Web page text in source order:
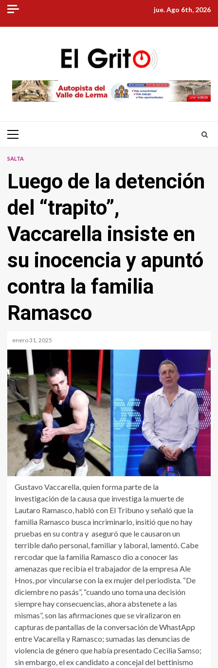
Skip
content
jue. Ago 6th, 2026
Primary
SALTA
Luego de la detención
del “trapito”,
Vaccarella insiste en
su inocencia y apuntó
contra la familia
Ramasco
enero 31, 2025
Gustavo Vaccarella, quien forma parte de la
investigación de la causa que investiga la muerte de
Lautaro Ramasco, habló con El Tribuno y señaló que la
familia Ramasco busca incriminarlo, insitió que no hay
pruebas en su contra y aseguró que le causaron un
terrible daño personal, familiar y laboral, lamentó. Cabe
rercodar que la familia Ramasco dio a conocer las
amenazas que recibía el trabajador de la empresa Ale
Hnos, por vincularse con la ex mujer del periodista. “De
diciembre no pasás”, “cuando uno toma una decisión
siempre hay consecuencias, ahora abstenete a las
mismas”, son las afirmaciones que se viralizaron en
capturas de pantallas de la conversación de WhastApp
entre Vacarella y Ramasco; sumadas las denuncias de
violencia de género que había presentado Cecilia Samso;
sin embargo, el ex candidato a concejal del bettinismo